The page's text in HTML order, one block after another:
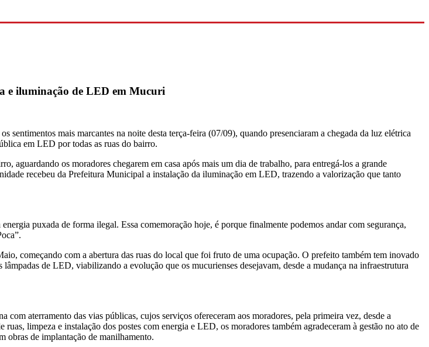
e iluminação de LED em Mucuri
sentimentos mais marcantes na noite desta terça-feira (07/09), quando presenciaram a chegada da luz elétrica
em LED por todas as ruas do bairro.
os moradores chegarem em casa após mais um dia de trabalho, para entregá-los a grande
recebeu da Prefeitura Municipal a instalação da iluminação em LED, trazendo a valorização que tanto
puxada de forma ilegal. Essa comemoração hoje, é porque finalmente podemos andar com segurança,
começando com a abertura das ruas do local que foi fruto de uma ocupação. O prefeito também tem inovado
de LED, viabilizando a evolução que os mucurienses desejavam, desde a mudança na infraestrutura
aterramento das vias públicas, cujos serviços ofereceram aos moradores, pela primeira vez, desde a
limpeza e instalação dos postes com energia e LED, os moradores também agradeceram à gestão no ato de
obras de implantação de manilhamento.